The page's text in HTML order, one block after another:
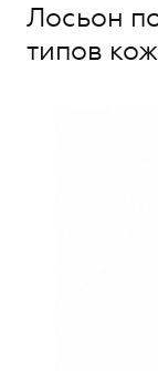
Лосьон
типов